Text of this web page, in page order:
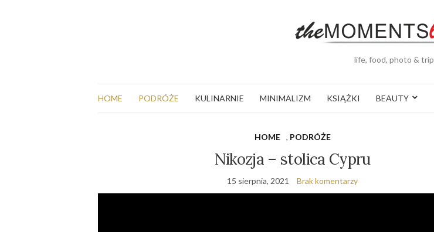
life, food, photo & trip
HOME PODRÓŻE KULINARNIE MINIMALIZM KSIĄŻKI BEAUTY
HOME , PODRÓŻE
Nikozja – stolica Cypru
15 sierpnia, 2021 Brak komentarzy